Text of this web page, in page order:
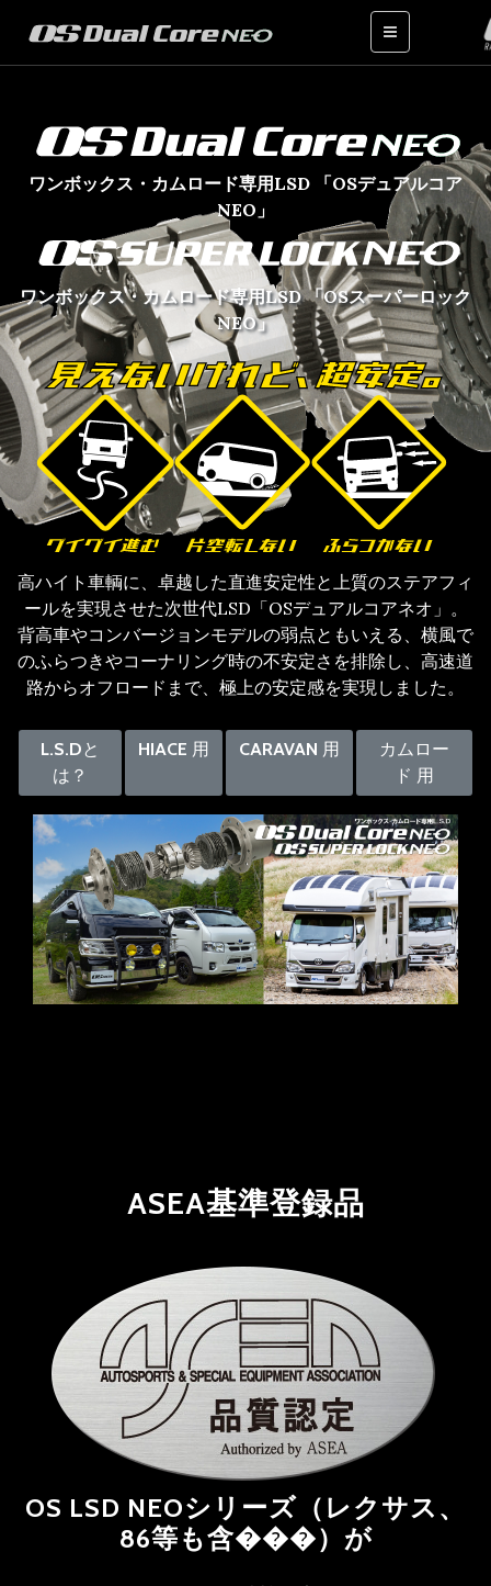
ワンボックス・カムロード専用LSD 「OSデュアルコア
NEO」
ワンボックス・カムロード専用LSD 「OSスーパーロック
NEO」
高ハイト車輌に、卓越した直進安定性と上質のステアフィ
ールを実現させた次世代LSD「OSデュアルコアネオ」。
背高車やコンバージョンモデルの弱点ともいえる、横風で
のふらつきやコーナリング時の不安定さを排除し、高速道
路からオフロードまで、極上の安定感を実現しました。
L.S.Dと
は？
HIACE 用 CARAVAN 用
カムロー
ド 用
ASEA基準登録品
OS LSD NEOシリーズ（レクサス、
86等も含���）が